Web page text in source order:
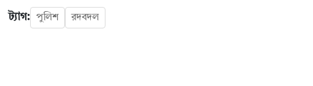
ট্যাগ: পুলিশ রদবদল